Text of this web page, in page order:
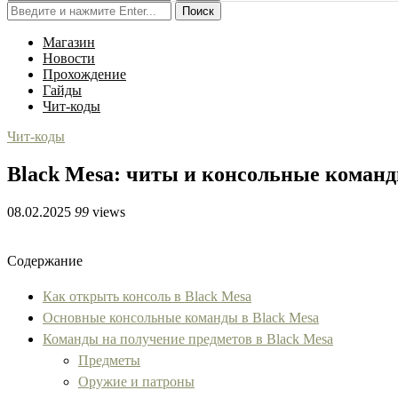
Поиск
Магазин
Новости
Прохождение
Гайды
Чит-коды
Чит-коды
Black Mesa: читы и консольные
08.02.2025 99 views
Содержание
Как открыть консоль в Black Mesa
Основные консольные команды в Black Mesa
Команды на получение предметов в Black Mesa
Предметы
Оружие и патроны